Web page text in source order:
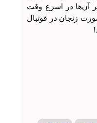
آن‌ها در اسرع وقت
زنجان در فوتبال